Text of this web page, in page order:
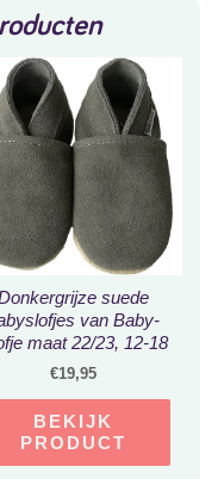
suede
van Baby-
maat 22/23, 12-18
maanden
€19,95
BEKIJK
PRODUCT